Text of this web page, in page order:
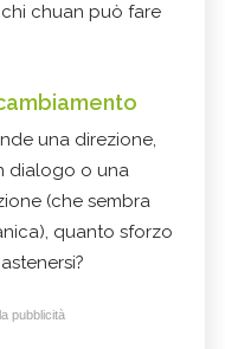
chuan può fare
una direzione,
dialogo o una
(che sembra
quanto sforzo
pubblicità